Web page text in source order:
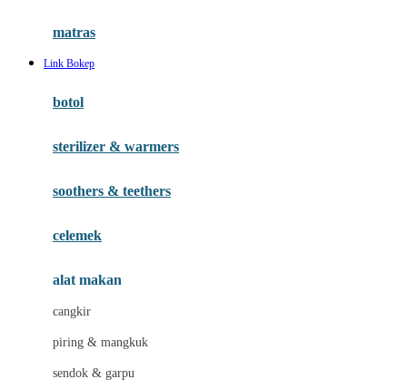
Hauck
Havaianas
Hybrid
I
Inlacta DHA
Ivenet
matras
Link Bokep
botol
sterilizer & warmers
soothers & teethers
celemek
alat makan
cangkir
piring & mangkuk
sendok & garpu